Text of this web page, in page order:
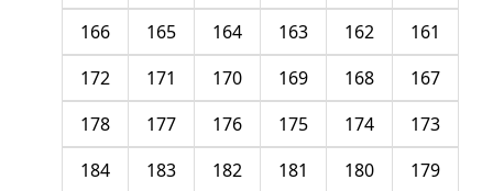
161
162
163
164
165
166
167
168
169
170
171
172
173
174
175
176
177
178
179
180
181
182
183
184